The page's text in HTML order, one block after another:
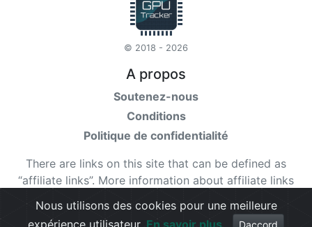
© 2018 - 2026
A propos
Soutenez-nous
Conditions
Politique de confidentialité
There are links on this site that can be defined as
“affiliate links”. More information about affiliate links
Nous utilisons des cookies pour une meilleure
expérience utilisateur. En savoir plus Daccord